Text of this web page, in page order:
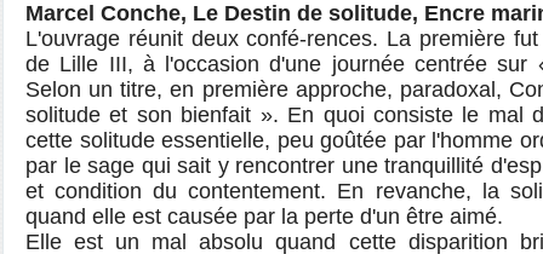
Marcel Conche, Le Destin de solitude, Encre
L'ouvrage réunit deux confé-rences. La première
de Lille III, à l'occasion d'une journée centrée
Selon un titre, en première approche, paradoxal,
solitude et son bienfait ». En quoi consiste le mal
cette solitude essentielle, peu goûtée par l'homme
par le sage qui sait y rencontrer une tranquillité
et condition du contentement. En revanche, la
quand elle est causée par la perte d'un être aimé.
Elle est un mal absolu quand cette disparition